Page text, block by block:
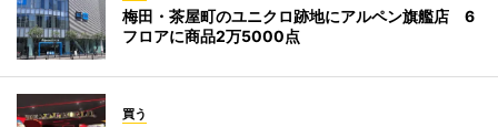
梅田・茶屋町のユニクロ跡地にアルペン旗艦店 6
フロアに商品2万5000点
買う